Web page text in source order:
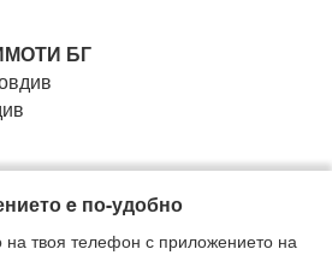
БГ
phone +35932960504
e по-удобно
твоя телефон с приложението на